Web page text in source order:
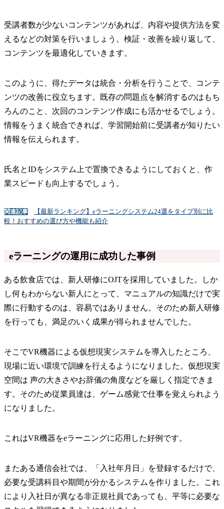
受講者数が少ないコンテンツがあれば、内容や提供方法を変
えるなどの対策を行いましょう。検証・改善を繰り返して、
コンテンツを最適化していきます。
このように、得たデータは統合・分析を行うことで、コンテ
ンツの改善に役立ちます。既存の問題点を解消するのはもち
ろんのこと、次回のコンテンツ作成にも活かせるでしょう。
情報をうまく統合できれば、学習開始前に受講者が知りたい
情報を伝えられます。
氏名とIDをシステム上で置換できるようにしておくと、作
業スピードも向上するでしょう。
関連記事
【最新ランキング】eラーニングシステム24選をタイプ別に比
較！おすすめの選び方や機能も紹介
eラーニングの運用に成功した事例
ある飲食店では、新人研修にOJTを採用していました。しか
し何もわからない新人にとって、マニュアルの知識だけで実
際に行動するのは、容易ではありません。そのため新人研修
を行っても、満足のいく成果が得られませんでした。
そこでVR機器による仮想現実システムを導入したところ、
現場に近い環境で訓練を行えるようになりました。仮想現実
空間は 声の大きさやお辞儀の角度などを厳しく指定できま
す。そのため従業員達は、ゲーム感覚で仕事を覚えられよう
になりました。
これはVR機器をeラーニングに応用した好例です。
またある通信会社では、「入社年月日」を登録するだけで、
必要な受講科目や期間が分かるシステムを作りました。これ
により入社日が異なる非正規社員であっても、平等に必要な